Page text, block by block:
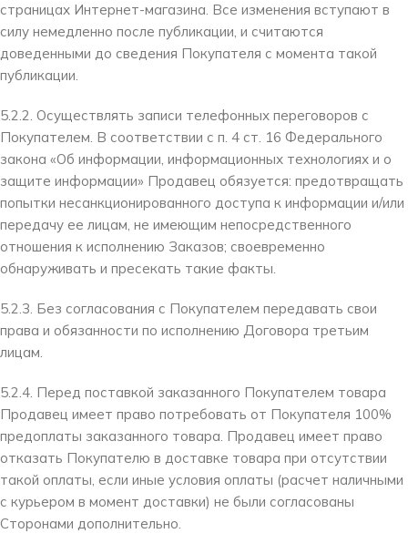
страницах Интернет-магазина. Все изменения вступают в
силу немедленно после публикации, и считаются
доведенными до сведения Покупателя с момента такой
публикации.
5.2.2. Осуществлять записи телефонных переговоров с
Покупателем. В соответствии с п. 4 ст. 16 Федерального
закона «Об информации, информационных технологиях и о
защите информации» Продавец обязуется: предотвращать
попытки несанкционированного доступа к информации и/или
передачу ее лицам, не имеющим непосредственного
отношения к исполнению Заказов; своевременно
обнаруживать и пресекать такие факты.
5.2.3. Без согласования с Покупателем передавать свои
права и обязанности по исполнению Договора третьим
лицам.
5.2.4. Перед поставкой заказанного Покупателем товара
Продавец имеет право потребовать от Покупателя 100%
предоплаты заказанного товара. Продавец имеет право
отказать Покупателю в доставке товара при отсутствии
такой оплаты, если иные условия оплаты (расчет наличными
с курьером в момент доставки) не были согласованы
Сторонами дополнительно.